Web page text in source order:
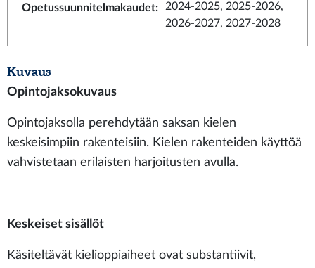
Opetussuunnitelmakaudet:
2024-2025, 2025-2026,
2026-2027, 2027-2028
Kuvaus
Opintojaksokuvaus
Opintojaksolla perehdytään saksan kielen
keskeisimpiin rakenteisiin. Kielen rakenteiden käyttöä
vahvistetaan erilaisten harjoitusten avulla.
Keskeiset sisällöt
Käsiteltävät kielioppiaiheet ovat substantiivit,